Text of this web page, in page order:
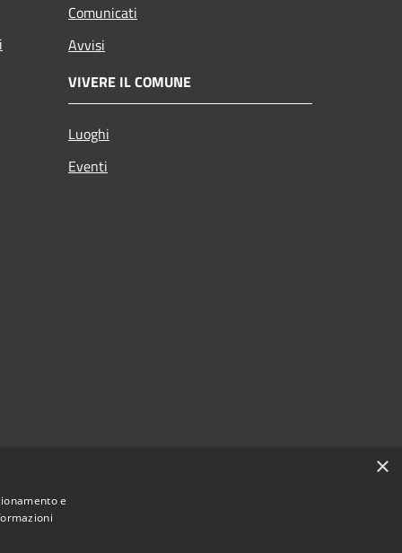
Comunicati
Avvisi
VIVERE IL COMUNE
Luoghi
Eventi
×
e